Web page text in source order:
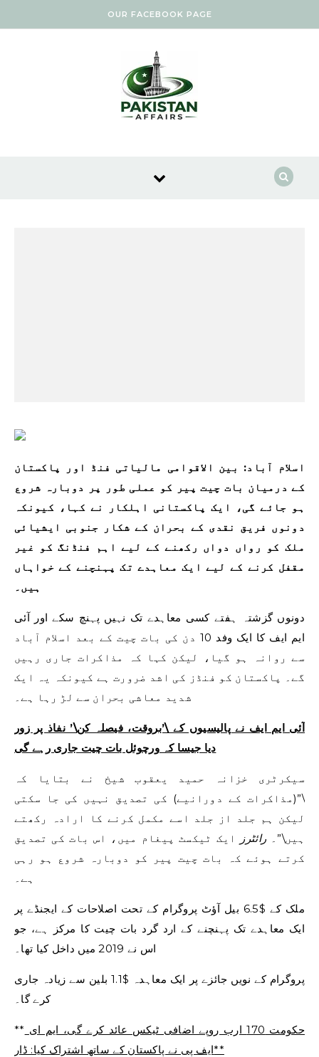
OUR FACEBOOK PAGE
اسلام آباد: بین الاقوامی مالیاتی فنڈ اور پاکستان
کے درمیان بات چیت پیر کو عملی طور پر دوبارہ شروع
ہو جائے گی، ایک پاکستانی اہلکار نے کہا، کیونکہ
دونوں فریق نقدی کے بحران کے شکار جنوبی ایشیائی
ملک کو رواں دواں رکھنے کے لیے اہم فنڈنگ ​​کو غیر
مقفل کرنے کے لیے ایک معاہدے تک پہنچنے کے خواہاں
ہیں۔
دونوں گزشتہ ہفتے کسی معاہدے تک نہیں پہنچ سکے اور آئی
ایم ایف کا ایک وفد 10 دن کی بات چیت کے بعد اسلام آباد
سے روانہ ہو گیا، لیکن کہا کہ مذاکرات جاری رہیں
گے۔ پاکستان کو فنڈز کی اشد ضرورت ہے کیونکہ یہ ایک
شدید معاشی بحران سے لڑ رہا ہے۔
آئی ایم ایف نے پالیسیوں کے \’بروقت، فیصلہ کن\’ نفاذ پر زور
دیا جیسا کہ ورچوئل بات چیت جاری رہے گی
سیکرٹری خزانہ حمید یعقوب شیخ نے بتایا کہ
\”(مذاکرات کے دورانیے) کی تصدیق نہیں کی جا سکتی
لیکن ہم جلد از جلد اسے مکمل کرنے کا ارادہ رکھتے
ہیں\”۔ رائٹرز
ایک ٹیکسٹ پیغام میں، اس بات کی تصدیق
کرتے ہوئے کہ بات چیت پیر کو دوبارہ شروع ہو رہی
ہے۔
ملک کے $6.5 بیل آؤٹ پروگرام کے تحت اصلاحات کے ایجنڈے پر
ایک معاہدے تک پہنچنے کے ارد گرد بات چیت کا مرکز ہے، جو
اس نے 2019 میں داخل کیا تھا۔
پروگرام کے نویں جائزے پر ایک معاہدہ $1.1 بلین سے زیادہ جاری
کرے گا۔
**
ایف پی نے پاکستان کے ساتھ اشتراک کیا: ڈار**